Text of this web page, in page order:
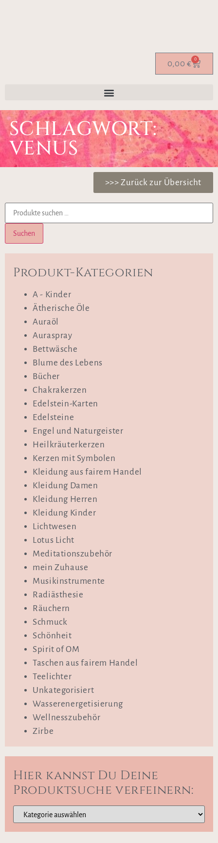
0,00 € 0
SCHLAGWORT:
VENUS
>>> Zurück zur Übersicht
Suchen
Produkt-Kategorien
A - Kinder
Ätherische Öle
Auraöl
Auraspray
Bettwäsche
Blume des Lebens
Bücher
Chakrakerzen
Edelstein-Karten
Edelsteine
Engel und Naturgeister
Heilkräuterkerzen
Kerzen mit Symbolen
Kleidung aus fairem Handel
Kleidung Damen
Kleidung Herren
Kleidung Kinder
Lichtwesen
Lotus Licht
Meditationszubehör
mein Zuhause
Musikinstrumente
Radiästhesie
Räuchern
Schmuck
Schönheit
Spirit of OM
Taschen aus fairem Handel
Teelichter
Unkategorisiert
Wasserenergetisierung
Wellnesszubehör
Zirbe
Hier kannst Du Deine
Produktsuche verfeinern: